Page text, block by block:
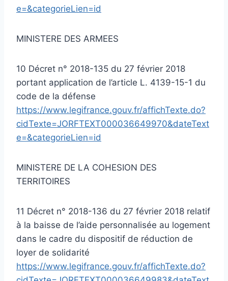
e=&categorieLien=id
MINISTERE DES ARMEES
10 Décret n° 2018-135 du 27 février 2018
portant application de l’article L. 4139-15-1 du
code de la défense
https://www.legifrance.gouv.fr/affichTexte.do?
cidTexte=JORFTEXT000036649970&dateText
e=&categorieLien=id
MINISTERE DE LA COHESION DES
TERRITOIRES
11 Décret n° 2018-136 du 27 février 2018 relatif
à la baisse de l’aide personnalisée au logement
dans le cadre du dispositif de réduction de
loyer de solidarité
https://www.legifrance.gouv.fr/affichTexte.do?